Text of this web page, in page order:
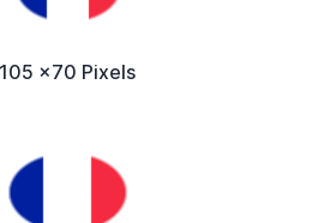
105 x70 Pixels